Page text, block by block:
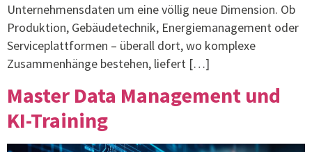
Unternehmensdaten um eine völlig neue Dimension. Ob
Produktion, Gebäudetechnik, Energiemanagement oder
Serviceplattformen – überall dort, wo komplexe
Zusammenhänge bestehen, liefert […]
Master Data Management und
KI-Training